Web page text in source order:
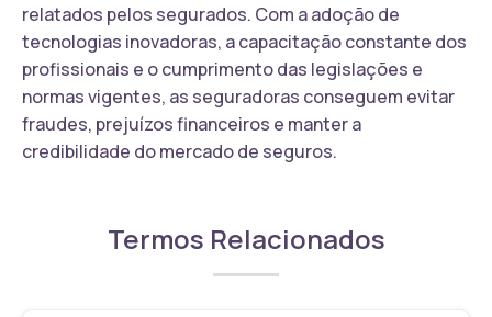
relatados pelos segurados. Com a adoção de
tecnologias inovadoras, a capacitação constante dos
profissionais e o cumprimento das legislações e
normas vigentes, as seguradoras conseguem evitar
fraudes, prejuízos financeiros e manter a
credibilidade do mercado de seguros.
Termos Relacionados